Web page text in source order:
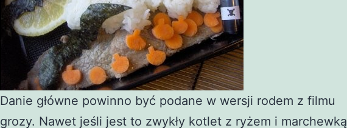
Danie główne powinno być podane w wersji rodem z filmu
grozy. Nawet jeśli jest to zwykły kotlet z ryżem i marchewką